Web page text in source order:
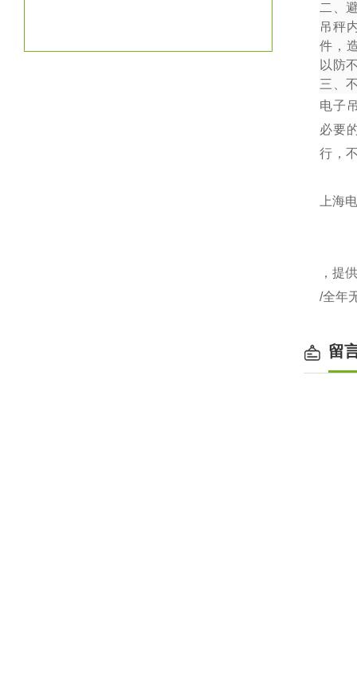
二、
吊秤
件，
以防
三、
电子
必要
行，
上海
，提
/全年
留